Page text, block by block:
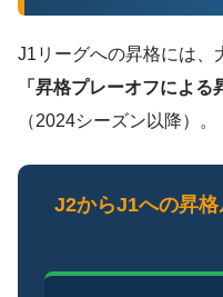
J1リーグへの昇格には、
「昇格プレーオフによる
（2024シーズン以降）。
J2からJ1への昇